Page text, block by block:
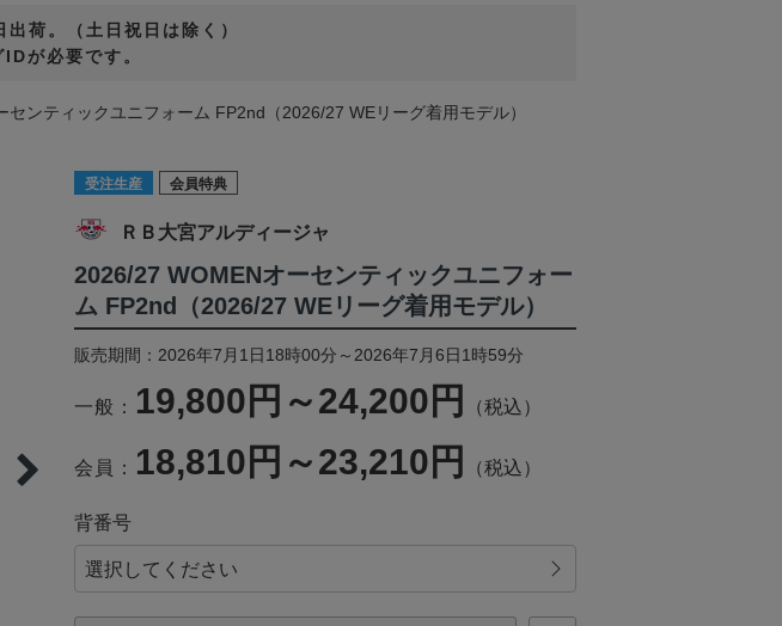
荷。（土日祝日は除く）
が必要です。
センティックユニフォーム FP2nd（2026/27 WEリーグ着用モデル）
受注生産 会員特典
ＲＢ大宮アルディージャ
2026/27 WOMENオーセンティックユニフォー
ム FP2nd（2026/27 WEリーグ着用モデル）
販売期間：2026年7月1日18時00分～2026年7月6日1時59分
一般： 19,800円～24,200円 （税込）
会員： 18,810円～23,210円 （税込）
背番号